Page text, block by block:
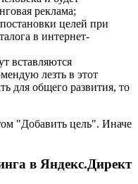
реклама;
целей при
в интернет-
вставляются
лезть в этот
для общего развития, то
"Добавить цель". Иначе
в Яндекс.Директ